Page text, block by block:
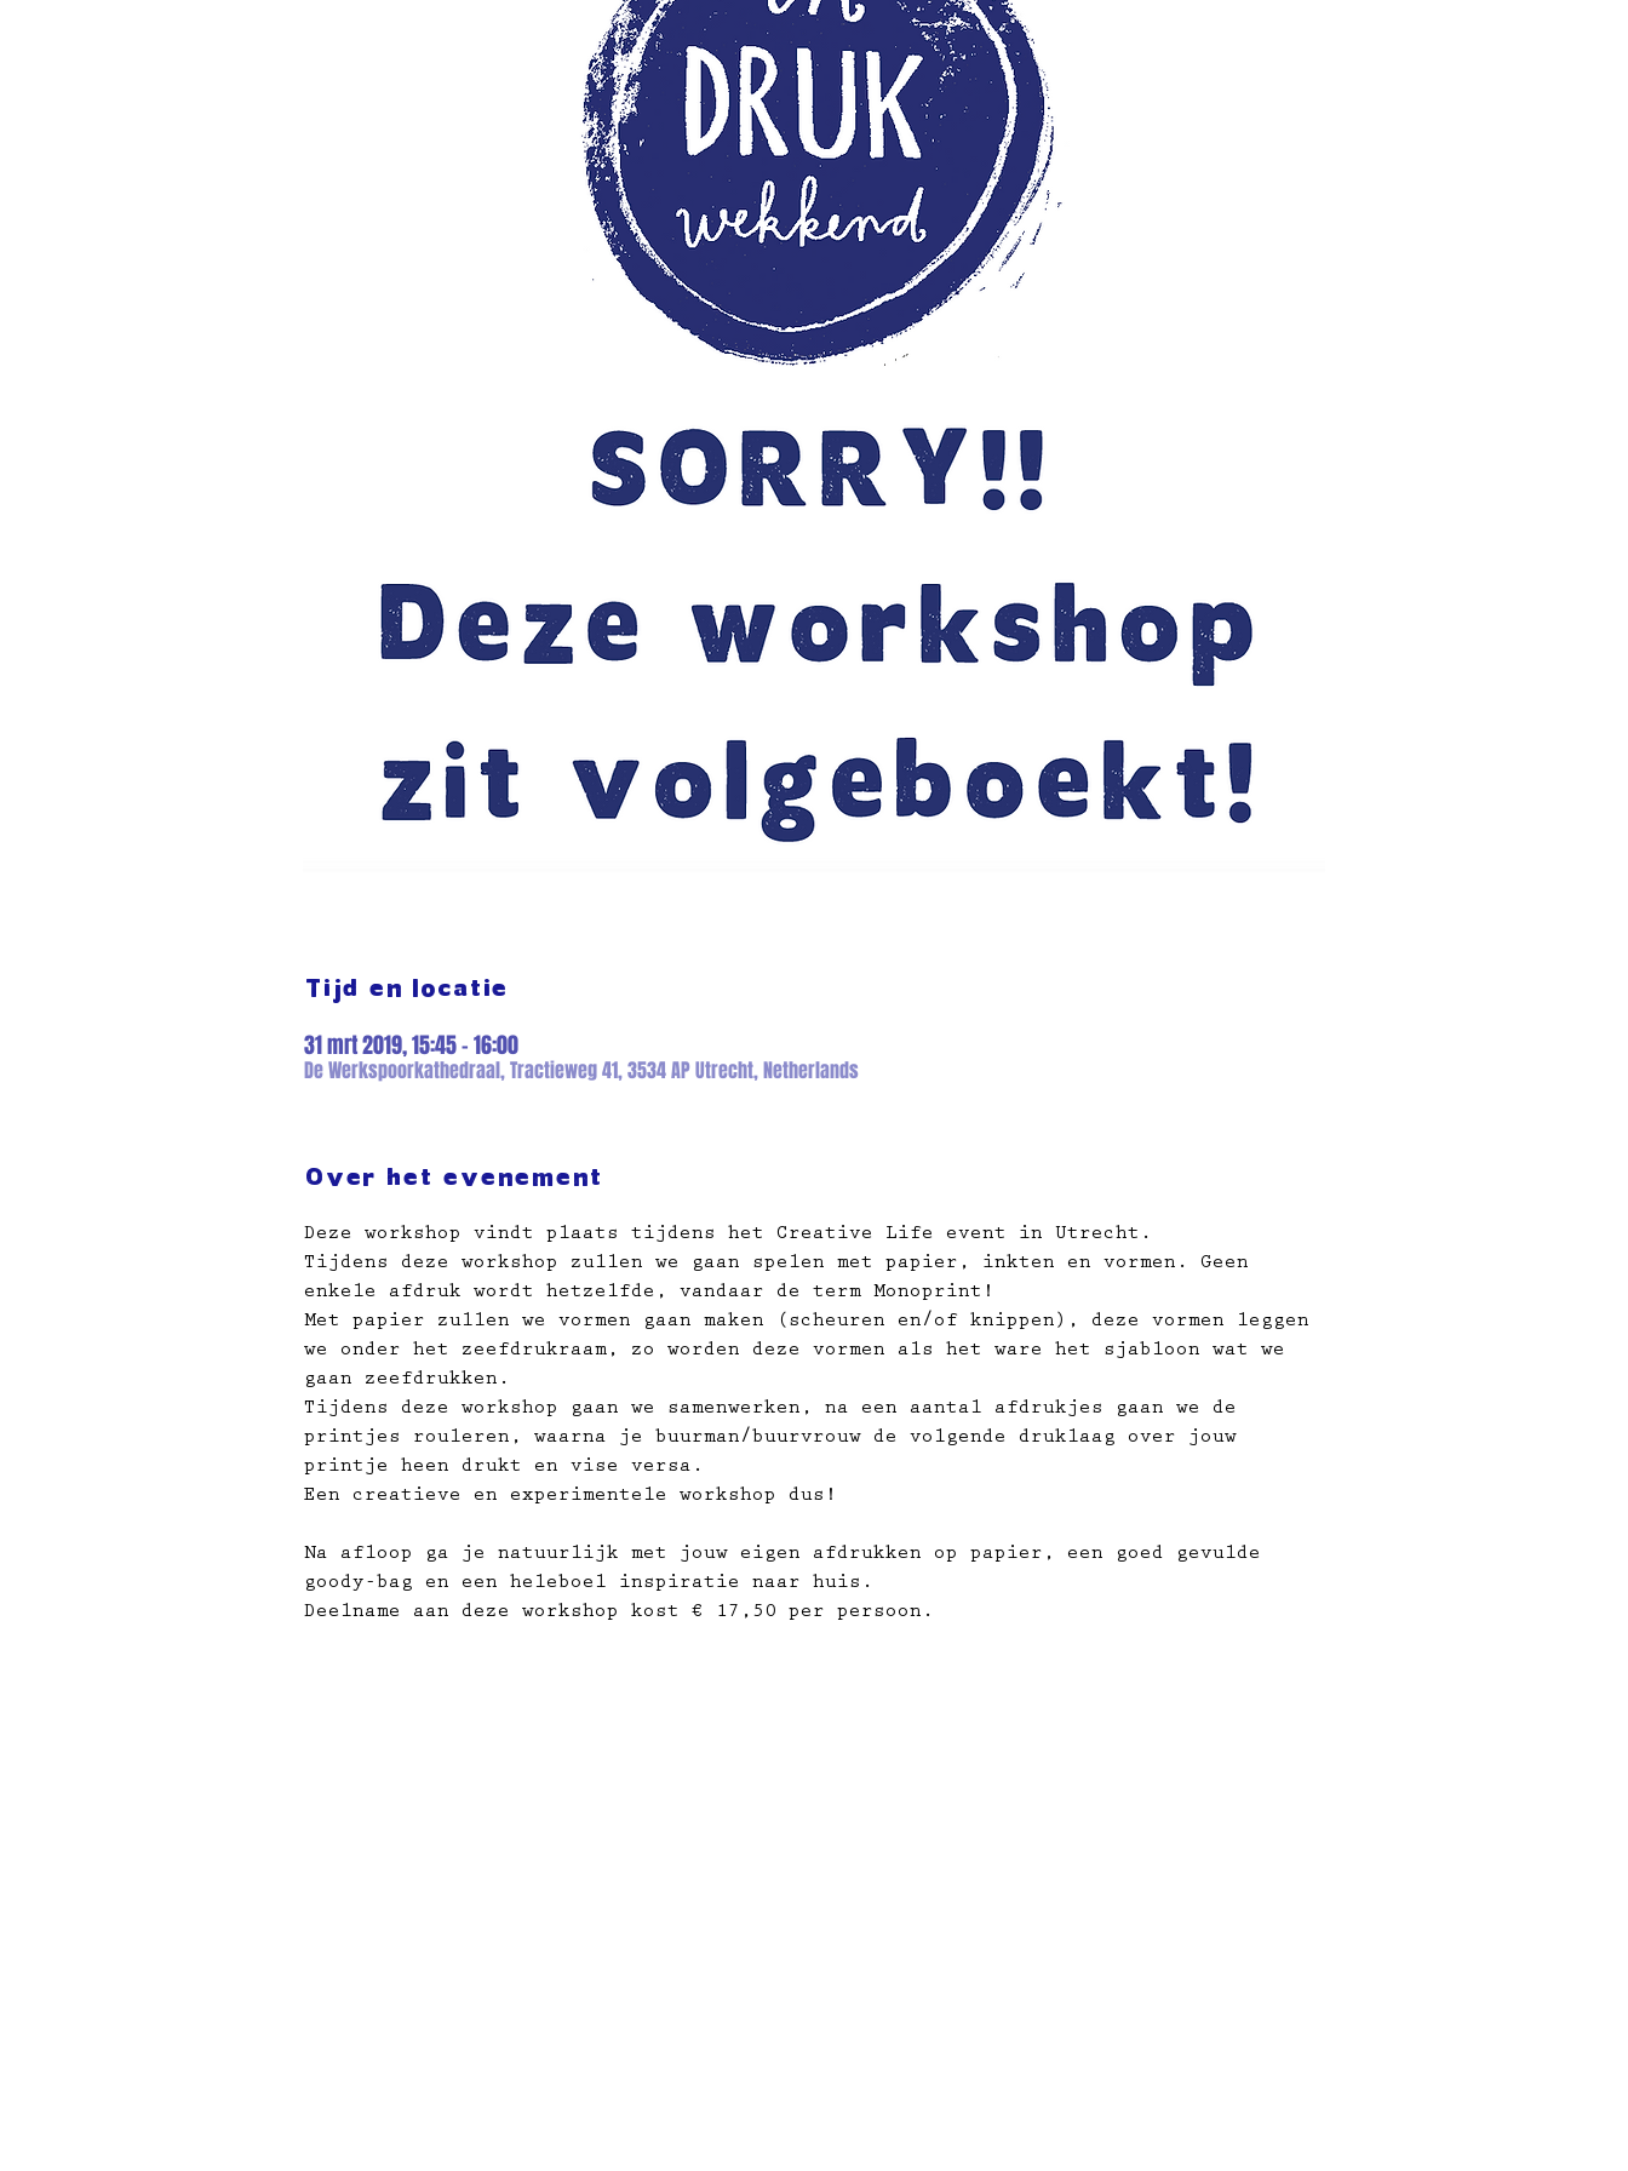
Tijd en locatie
31 mrt 2019, 15:45 – 16:00
De Werkspoorkathedraal, Tractieweg 41, 3534 AP Utrecht, Netherlands
Over het evenement
Deze workshop vindt plaats tijdens het Creative Life event in Utrecht.
Tijdens deze workshop zullen we gaan spelen met papier, inkten en vormen. Geen
enkele afdruk wordt hetzelfde, vandaar de term Monoprint!
Met papier zullen we vormen gaan maken (scheuren en/of knippen), deze vormen leggen
we onder het zeefdrukraam, zo worden deze vormen als het ware het sjabloon wat we
gaan zeefdrukken.
Tijdens deze workshop gaan we samenwerken, na een aantal afdrukjes gaan we de
printjes rouleren, waarna je buurman/buurvrouw de volgende druklaag over jouw
printje heen drukt en vise versa.
Een creatieve en experimentele workshop dus!
Na afloop ga je natuurlijk met jouw eigen afdrukken op papier,​ een goed gevulde
goody-bag en een heleboel inspiratie naar huis.
Deelname aan deze workshop kost € 17,50 per persoon.